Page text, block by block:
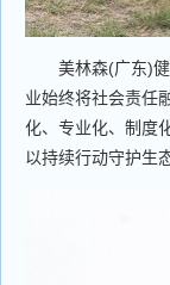
美林森(广东)健
业始终将社会责任
化、专业化、制度
以持续行动守护生